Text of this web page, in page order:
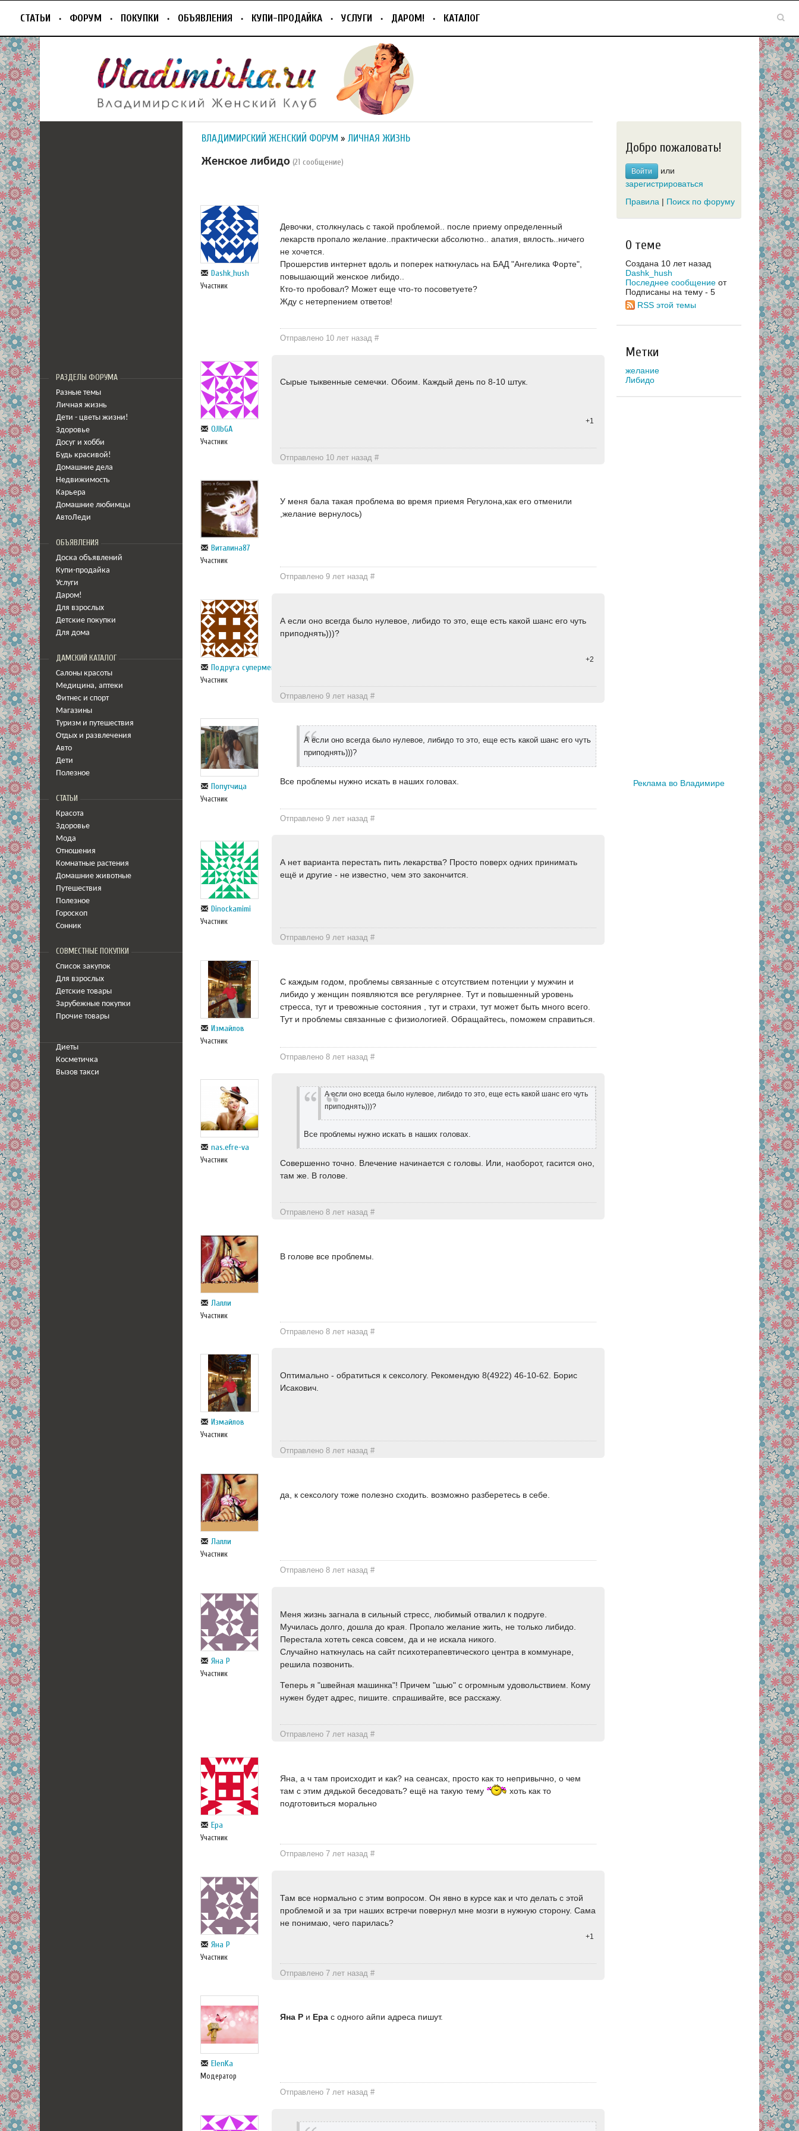
СТАТЬИ ФОРУМ ПОКУПКИ ОБЪЯВЛЕНИЯ КУПИ-ПРОДАЙКА УСЛУГИ ДАРОМ! КАТАЛОГ
РАЗДЕЛЫ ФОРУМА
Разные темы
Личная жизнь
Дети - цветы жизни!
Здоровье
Досуг и хобби
Будь красивой!
Домашние дела
Недвижимость
Карьера
Домашние любимцы
АвтоЛеди
ОБЪЯВЛЕНИЯ
Доска объявлений
Купи-продайка
Услуги
Даром!
Для взрослых
Детские покупки
Для дома
ДАМСКИЙ КАТАЛОГ
Салоны красоты
Медицина, аптеки
Фитнес и спорт
Магазины
Туризм и путешествия
Отдых и развлечения
Авто
Дети
Полезное
СТАТЬИ
Красота
Здоровье
Мода
Отношения
Комнатные растения
Домашние животные
Путешествия
Полезное
Гороскоп
Сонник
СОВМЕСТНЫЕ ПОКУПКИ
Список закупок
Для взрослых
Детские товары
Зарубежные покупки
Прочие товары
Диеты
Косметичка
Вызов такси
ВЛАДИМИРСКИЙ ЖЕНСКИЙ ФОРУМ » ЛИЧНАЯ ЖИЗНЬ
Женское либидо (21 сообщение)
Dashk_hush
Участник
Девочки, столкнулась с такой проблемой.. после приему определенный
лекарств пропало желание..практически абсолютно.. апатия, вялость..ничего
не хочется.
Прошерстив интернет вдоль и поперек наткнулась на БАД "Ангелика Форте",
повышающий женское либидо..
Кто-то пробовал? Может еще что-то посоветуете?
Жду с нетерпением ответов!
Отправлено 10 лет назад#
OJlbGA
Участник
Сырые тыквенные семечки. Обоим. Каждый день по 8-10 штук.
Отправлено 10 лет назад#
+1
Виталина87
Участник
У меня бала такая проблема во время приемя Регулона,как его отменили
,желание вернулось)
Отправлено 9 лет назад#
Подруга супермена
Участник
А если оно всегда было нулевое, либидо то это, еще есть какой шанс его чуть
приподнять)))?
Отправлено 9 лет назад#
+2
Попутчица
Участник
А если оно всегда было нулевое, либидо то это, еще есть какой шанс его чуть
приподнять)))?
Все проблемы нужно искать в наших головах.
Отправлено 9 лет назад#
Dinockamimi
Участник
А нет варианта перестать пить лекарства? Просто поверх одних принимать
ещё и другие - не известно, чем это закончится.
Отправлено 9 лет назад#
Измайлов
Участник
С каждым годом, проблемы связанные с отсутствием потенции у мужчин и
либидо у женщин появляются все регулярнее. Тут и повышенный уровень
стресса, тут и тревожные состояния , тут и страхи, тут может быть много всего.
Тут и проблемы связанные с физиологией. Обращайтесь, поможем справиться.
Отправлено 8 лет назад#
nas.efre-va
Участник
А если оно всегда было нулевое, либидо то это, еще есть какой шанс его чуть
приподнять)))?
Все проблемы нужно искать в наших головах.
Совершенно точно. Влечение начинается с головы. Или, наоборот, гасится оно,
там же. В голове.
Отправлено 8 лет назад#
Лалли
Участник
В голове все проблемы.
Отправлено 8 лет назад#
Измайлов
Участник
Оптимально - обратиться к сексологу. Рекомендую 8(4922) 46-10-62. Борис
Исакович.
Отправлено 8 лет назад#
Лалли
Участник
да, к сексологу тоже полезно сходить. возможно разберетесь в себе.
Отправлено 8 лет назад#
Яна Р
Участник
Меня жизнь загнала в сильный стресс, любимый отвалил к подруге.
Мучилась долго, дошла до края. Пропало желание жить, не только либидо.
Перестала хотеть секса совсем, да и не искала никого.
Случайно наткнулась на сайт психотерапевтического центра в коммунаре,
решила позвонить.
Теперь я "швейная машинка"! Причем "шью" с огромным удовольствием. Кому
нужен будет адрес, пишите. спрашивайте, все расскажу.
Отправлено 7 лет назад#
Ера
Участник
Яна, а ч там происходит и как? на сеансах, просто как то непривычно, о чем
там с этим дядькой беседовать? ещё на такую тему
хоть как то
подготовиться морально
Отправлено 7 лет назад#
Яна Р
Участник
Там все нормально с этим вопросом. Он явно в курсе как и что делать с этой
проблемой и за три наших встречи повернул мне мозги в нужную сторону. Сама
не понимаю, чего парилась?
Отправлено 7 лет назад#
+1
ElenKa
Модератор
Яна Р и Ера с одного айпи адреса пишут.
Отправлено 7 лет назад#
Добро пожаловать!
Войти
или
зарегистрироваться
Правила | Поиск по форуму
О теме
Создана 10 лет назад
Dashk_hush
Последнее сообщение от
Подписаны на тему - 5
RSS этой темы
Метки
желание
Либидо
Реклама во Владимире